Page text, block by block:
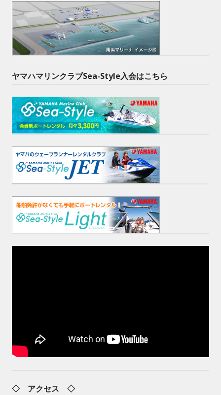
ヤマハマリンクラブSea-Style入会はこちら
◇ アクセス ◇